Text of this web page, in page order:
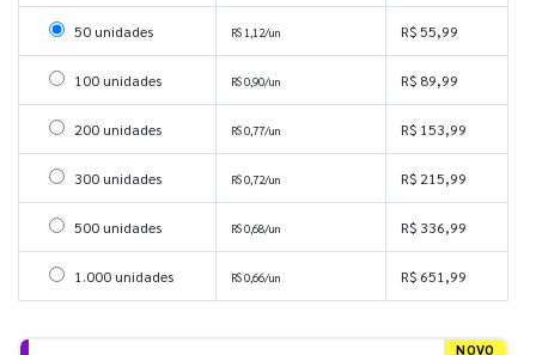
Selecionar 50 unidades
50 unidades R$ 1,12/un R$ 55,99
Selecionar 100 unidades
100 unidades R$ 0,90/un R$ 89,99
Selecionar 200 unidades
200 unidades R$ 0,77/un R$ 153,99
Selecionar 300 unidades
300 unidades R$ 0,72/un R$ 215,99
Selecionar 500 unidades
500 unidades R$ 0,68/un R$ 336,99
Selecionar 1000 unidades
1.000 unidades R$ 0,66/un R$ 651,99
NOVO